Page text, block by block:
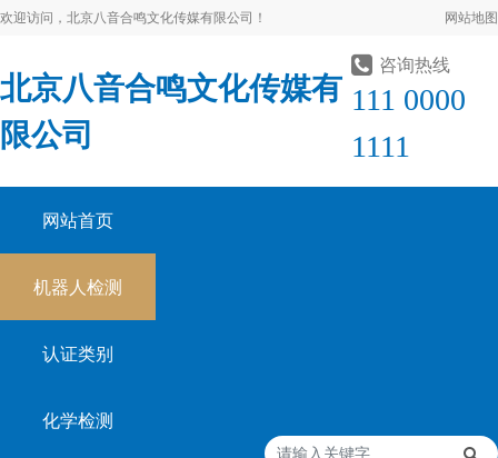
欢迎访问，北京八音合鸣文化传媒有限公司！ 网站地图
北京八音合鸣文化传媒有
限公司
咨询热线
111 0000
1111
网站首页
机器人检测
认证类别
化学检测